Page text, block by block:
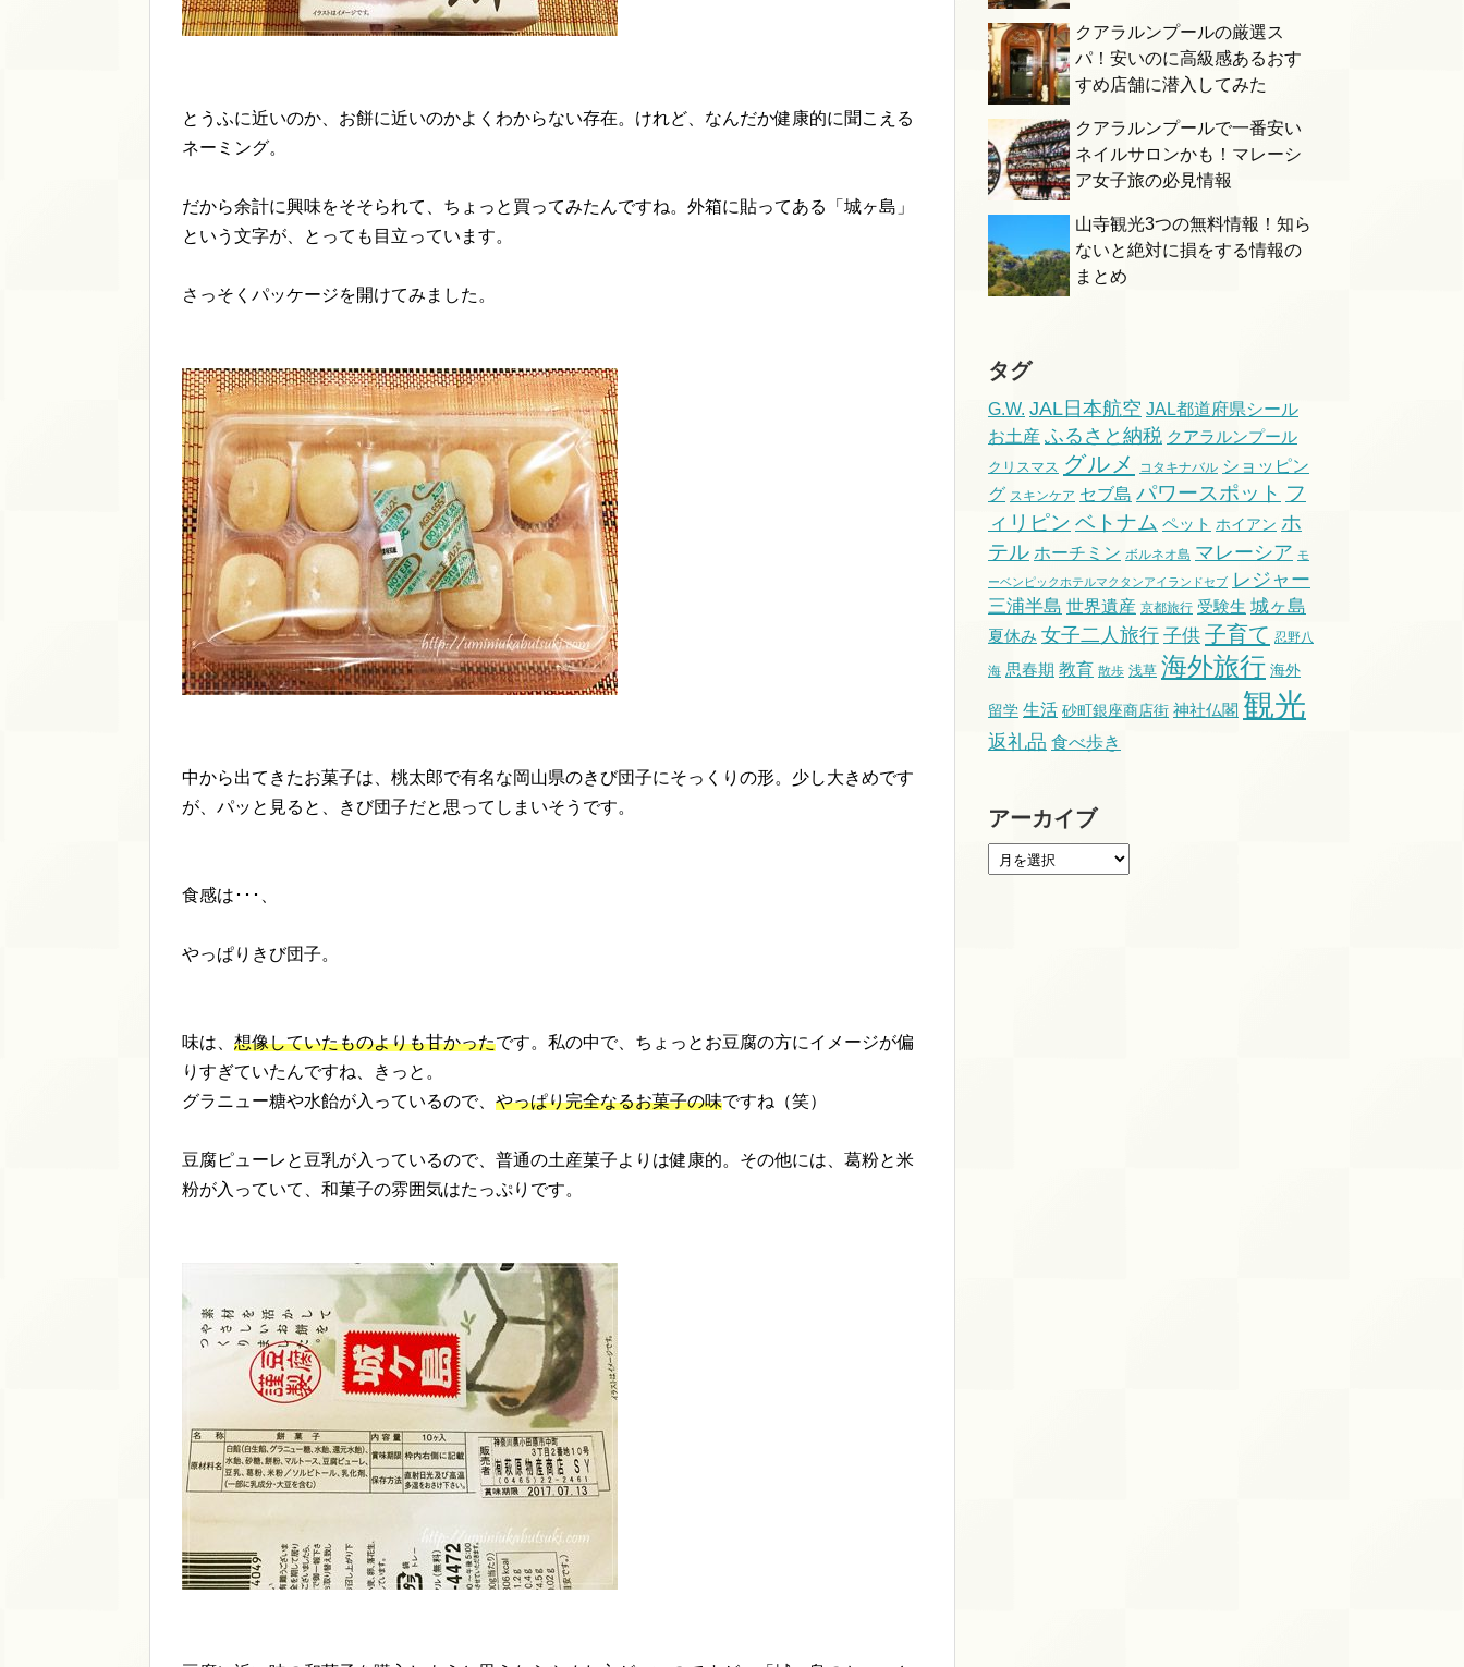
とうふに近いのか、お餅に近いのかよくわからない存在。けれど、なんだか健康的に聞こえる
ネーミング。
だから余計に興味をそそられて、ちょっと買ってみたんですね。外箱に貼ってある「城ヶ島」
という文字が、とっても目立っています。
さっそくパッケージを開けてみました。
中から出てきたお菓子は、桃太郎で有名な岡山県のきび団子にそっくりの形。少し大きめです
が、パッと見ると、きび団子だと思ってしまいそうです。
食感は･･･、
やっぱりきび団子。
味は、 想像していたものよりも甘かったです。私の中で、ちょっとお豆腐の方にイメージが偏
りすぎていたんですね、きっと。
グラニュー糖や水飴が入っているので、 やっぱり完全なるお菓子の味ですね（笑）
豆腐ピューレと豆乳が入っているので、普通の土産菓子よりは健康的。その他には、葛粉と米
粉が入っていて、和菓子の雰囲気はたっぷりです。
クアラルンプールの厳選ス
パ！安いのに高級感あるおす
すめ店舗に潜入してみた
クアラルンプールで一番安い
ネイルサロンかも！マレーシ
ア女子旅の必見情報
山寺観光3つの無料情報！知ら
ないと絶対に損をする情報の
まとめ
タグ
G.W. JAL日本航空 JAL都道府県シール
お土産 ふるさと納税 クアラルンプール
クリスマス グルメ コタキナバル ショッピン
グ スキンケア セブ島 パワースポット フ
ィリピン ベトナム ペット ホイアン ホ
テル ホーチミン ボルネオ島 マレーシア モ
ーベンピックホテルマクタンアイランドセブ レジャー
三浦半島 世界遺産 京都旅行 受験生 城ヶ島
夏休み 女子二人旅行 子供 子育て 忍野八
海 思春期 教育 散歩 浅草 海外旅行 海外
留学 生活 砂町銀座商店街 神社仏閣 観光
返礼品 食べ歩き
アーカイブ